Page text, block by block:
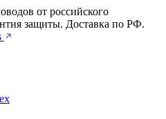
от российского
защиты. Доставка по РФ.